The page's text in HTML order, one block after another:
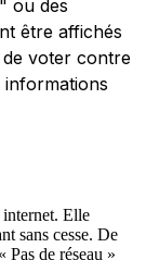
ou des
être affichés
voter contre
informations